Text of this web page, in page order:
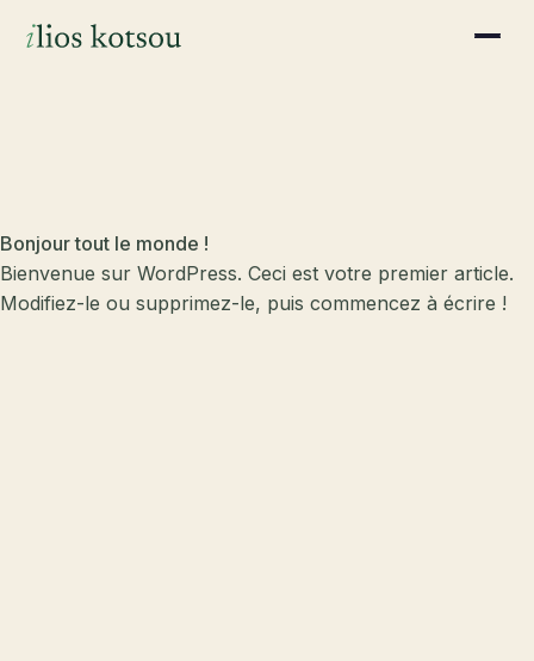
Bonjour tout le monde !
Bienvenue sur WordPress. Ceci est votre premier article.
Modifiez-le ou supprimez-le, puis commencez à écrire !